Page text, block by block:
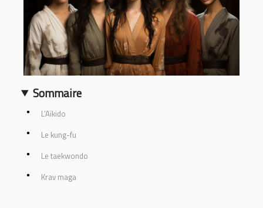
Sommaire
L’Aïkido
Le kung-fu
Le taekwondo
Krav maga